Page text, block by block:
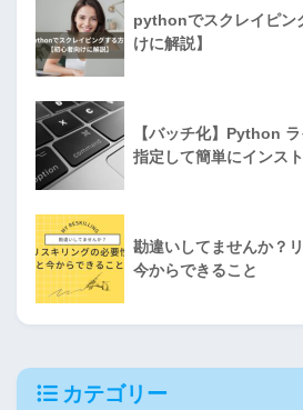
pythonでスクレイピン
けに解説】
【バッチ化】Python
指定して簡単にインス
勘違いしてませんか？
今からできること
カテゴリー